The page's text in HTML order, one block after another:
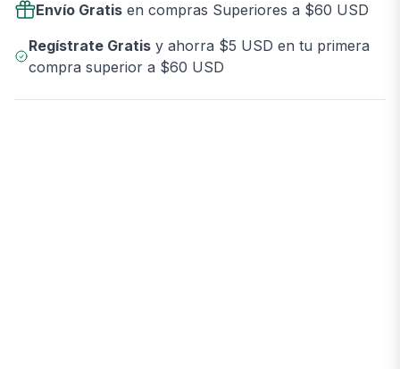
Envío Gratis en compras Superiores a $60 USD
Regístrate Gratisy ahorra $5 USD en tu primera
compra superior a $60 USD